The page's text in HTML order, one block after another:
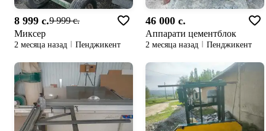
8 999 c.9 999 c.
Миксер
2 месяца назад Пенджикент
46 000 c.
Аппарати цементблок
2 месяца назад Пенджикент